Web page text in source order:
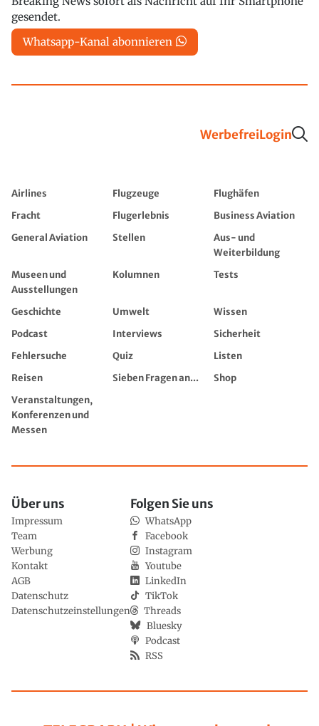
gesendet.
Whatsapp-Kanal abonnieren
WerbefreiLogin
Airlines Flugzeuge
Flughäfen
Fracht
Flugerlebnis
Business Aviation
General Aviation
Stellen
Aus- und
Weiterbildung
Museen und
Ausstellungen
Kolumnen Tests
Geschichte Umwelt
Wissen
Podcast
Interviews
Sicherheit
Fehlersuche
Quiz
Listen
Reisen
Sieben Fragen an...
Shop
Veranstaltungen,
Konferenzen und
Messen
Über uns
Impressum
Team
Werbung
Kontakt
AGB
Datenschutz
Datenschutzeinstellungen
Folgen Sie uns
WhatsApp
Facebook
Instagram
Youtube
LinkedIn
TikTok
Threads
Bluesky
Podcast
RSS